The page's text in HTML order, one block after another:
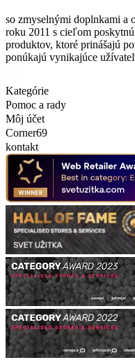
so zmyselnými doplnkami a
roku 2011 s cieľom
produktov, ktoré prinášajú
ponúkajú vynikajúce
Kategórie
Pomoc a rady
Môj účet
Corner69
kontakt